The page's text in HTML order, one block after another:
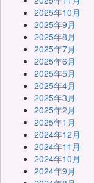
2025年10月
2025年9月
2025年8月
2025年7月
2025年6月
2025年5月
2025年4月
2025年3月
2025年2月
2025年1月
2024年12月
2024年11月
2024年10月
2024年9月